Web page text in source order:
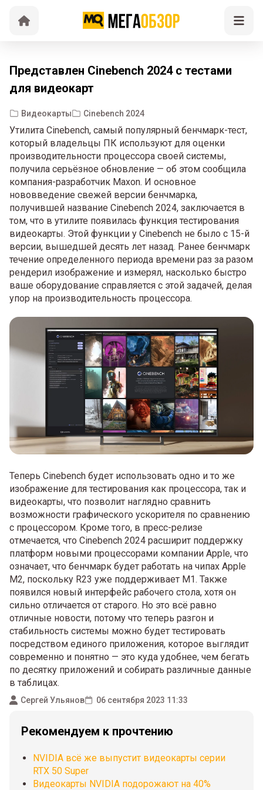
Представлен Cinebench 2024 с тестами
для видеокарт
Видеокарты Cinebench 2024
Утилита Cinebench, самый популярный бенчмарк-тест,
который владельцы ПК используют для оценки
производительности процессора своей системы,
получила серьёзное обновление — об этом сообщила
компания-разработчик Maxon. И основное
нововведение свежей версии бенчмарка,
получившей название Cinebench 2024, заключается в
том, что в утилите появилась функция тестирования
видеокарты. Этой функции у Cinebench не было с 15-й
версии, вышедшей десять лет назад. Ранее бенчмарк
течение определенного периода времени раз за разом
рендерил изображение и измерял, насколько быстро
ваше оборудование справляется с этой задачей, делая
упор на производительность процессора.
Теперь Cinebench будет использовать одно и то же
изображение для тестирования как процессора, так и
видеокарты, что позволит наглядно сравнить
возможности графического ускорителя по сравнению
с процессором. Кроме того, в пресс-релизе
отмечается, что Cinebench 2024 расширит поддержку
платформ новыми процессорами компании Apple, что
означает, что бенчмарк будет работать на чипах Apple
M2, поскольку R23 уже поддерживает M1. Также
появился новый интерфейс рабочего стола, хотя он
сильно отличается от старого. Но это всё равно
отличные новости, потому что теперь разгон и
стабильность системы можно будет тестировать
посредством единого приложения, которое выглядит
современно и понятно — это куда удобнее, чем бегать
по десятку приложений и собирать различные данные
в таблицах.
Сергей Ульянов 06 сентября 2023 11:33
Рекомендуем к прочтению
NVIDIA всё же выпустит видеокарты серии
RTX 50 Super
Видеокарты NVIDIA подорожают на 40%